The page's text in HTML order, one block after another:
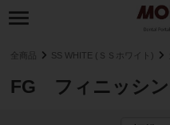
全商品 SS WHITE (ＳＳホワイト)
FG フィニッシ